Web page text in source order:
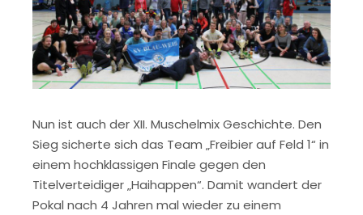
Nun ist auch der XII. Muschelmix Geschichte. Den
Sieg sicherte sich das Team „Freibier auf Feld 1“ in
einem hochklassigen Finale gegen den
Titelverteidiger „Haihappen“. Damit wandert der
Pokal nach 4 Jahren mal wieder zu einem